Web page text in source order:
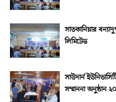
সাতকানিয়ার
লিমিটেড
সাউদার্ন
সম্মাননা অনুষ্ঠান